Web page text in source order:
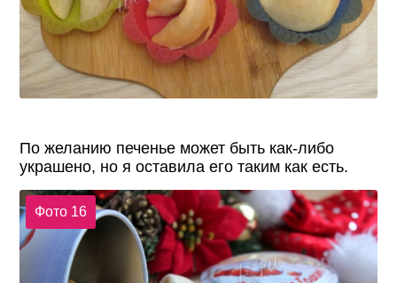
По желанию печенье может быть как-либо
украшено, но я оставила его таким как есть.
Фото 16